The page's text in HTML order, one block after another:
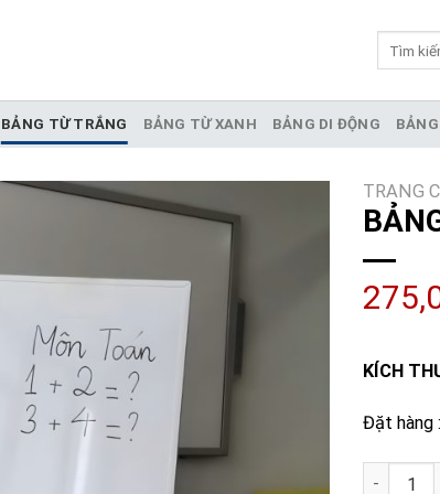
BẢNG TỪ TRẮNG BẢNG TỪ XANH BẢNG DI ĐỘNG
TRANG
KÍCH
Đặt hàng
Bảng Để